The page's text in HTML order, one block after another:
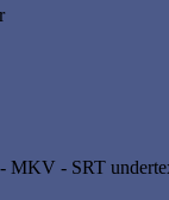
MKV - SRT